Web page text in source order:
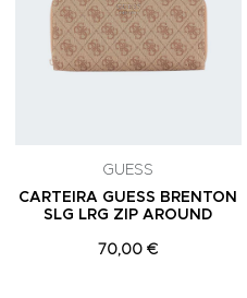
GUESS
CARTEIRA GUESS BRENTON
SLG LRG ZIP AROUND
70,00 €